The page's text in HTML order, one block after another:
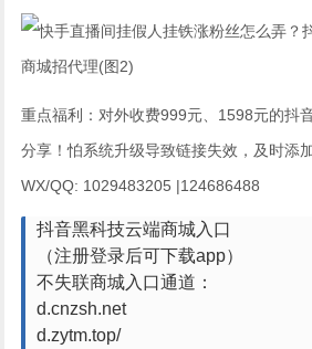
重点福利：对外收费999元、1598元的抖
分享！怕系统升级导致链接失效，及时添
WX/QQ: 1029483205 |124686488
抖音黑科技云端商城入口
（注册登录后可下载app）
不失联商城入口通道：
d.cnzsh.net
d.zytm.top/